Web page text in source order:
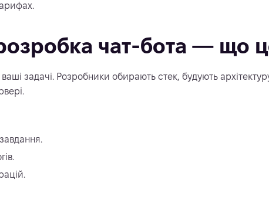
чат-бота — що
задачі. Розробники обирають стек, будують